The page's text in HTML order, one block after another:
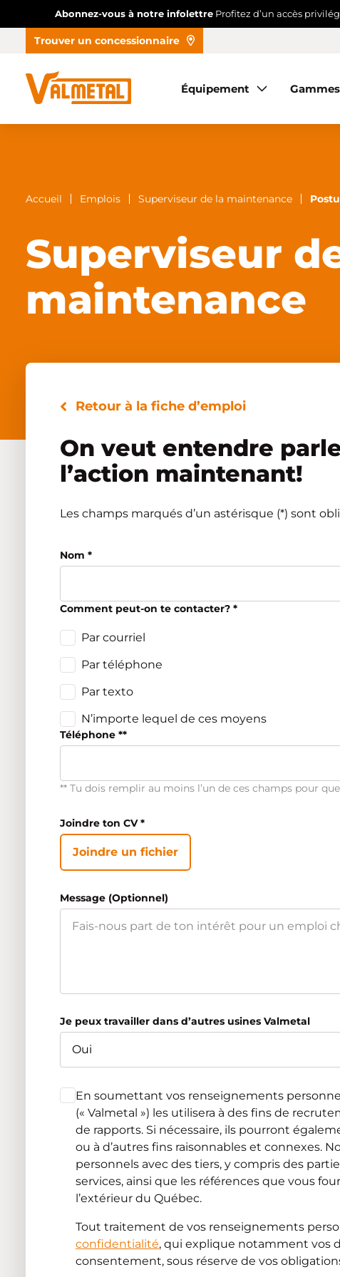
Abonnez-vous à notre infolettreProfitez d’un accès
Trouver un concessionnaire
Équipement Gammes
Équipement
À propos Nous joindre Accès concessionnaire EN
Accueil Emplois Superviseur de la maintenance
Superviseur
maintenance
Retour à la fiche d’emploi
On veut entendre
l’action maintenant!
Les champs marqués d’un astérisque (*) sont
Nom *
Comment peut-on te contacter? *
Par courriel
Par téléphone
Par texto
N’importe lequel de ces moyens
Téléphone **
** Tu dois remplir au moins l’un de ces champs pour
Joindre ton CV*
Joindre un fichier
Message (Optionnel)
Je peux travailler dans d’autres usines Valmetal
En soumettant vos renseignements
(« Valmetal ») les utilisera à des fins de
de rapports. Si nécessaire, ils pourront
ou à d’autres fins raisonnables et connexes.
personnels avec des tiers, y compris des
services, ainsi que les références que vous
l’extérieur du Québec.
Tout traitement de vos renseignements
confidentialité, qui explique notamment vos
consentement, sous réserve de vos